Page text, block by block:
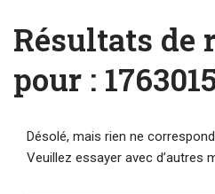
Résultats de
pour :
Désolé, mais rien ne
Veuillez essayer avec d’autres